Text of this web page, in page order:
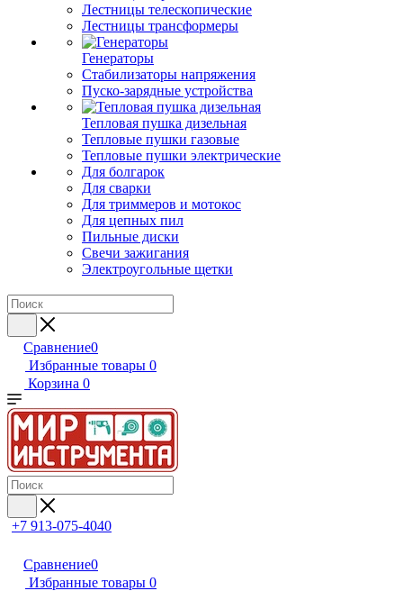
Лестницы телескопические
Лестницы трансформеры
Генераторы
Стабилизаторы напряжения
Пуско-зарядные устройства
Тепловая пушка дизельная
Тепловые пушки газовые
Тепловые пушки электрические
Для болгарок
Для сварки
Для триммеров и мотокос
Для цепных пил
Пильные диски
Свечи зажигания
Электроугольные щетки
Сравнение0
Избранные товары 0
Корзина 0
+7 913-075-4040
Сравнение0
Избранные товары 0